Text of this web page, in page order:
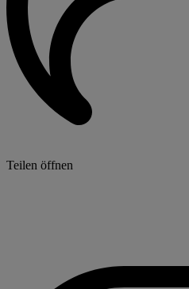
Teilen öffnen